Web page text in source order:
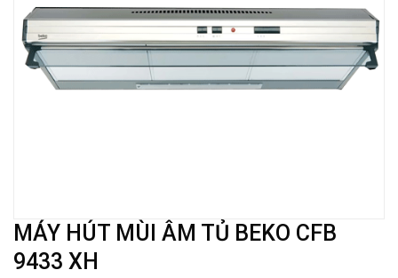
MÁY HÚT MÙI ÂM TỦ BEKO CFB
9433 XH